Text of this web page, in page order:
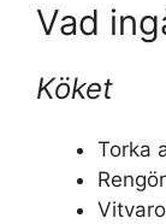
Vad
Köket
Torka